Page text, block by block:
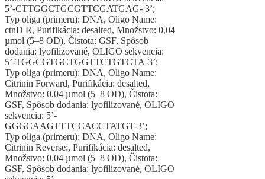
5’-CTTGGCTGCGTTCGATGAG- 3’;
Typ oliga (primeru): DNA, Oligo Name:
ctnD R, Purifikácia: desalted, Množstvo: 0,04
µmol (5–8 OD), Čistota: GSF, Spôsob
dodania: lyofilizované, OLIGO sekvencia:
5’-TGGCGTGCTGGTTCTGTCTA-3’;
Typ oliga (primeru): DNA, Oligo Name:
Citrinin Forward, Purifikácia: desalted,
Množstvo: 0,04 µmol (5–8 OD), Čistota:
GSF, Spôsob dodania: lyofilizované, OLIGO
sekvencia: 5’-
GGGCAAGTTTCCACCTATGT-3’;
Typ oliga (primeru): DNA, Oligo Name:
Citrinin Reverse:, Purifikácia: desalted,
Množstvo: 0,04 µmol (5–8 OD), Čistota:
GSF, Spôsob dodania: lyofilizované, OLIGO